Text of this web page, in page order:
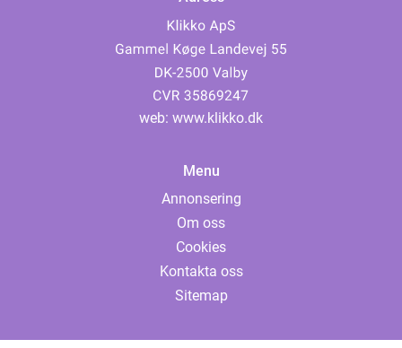
web: www.klikko.dk
Menu
Annonsering
Om oss
Cookies
Kontakta oss
Sitemap